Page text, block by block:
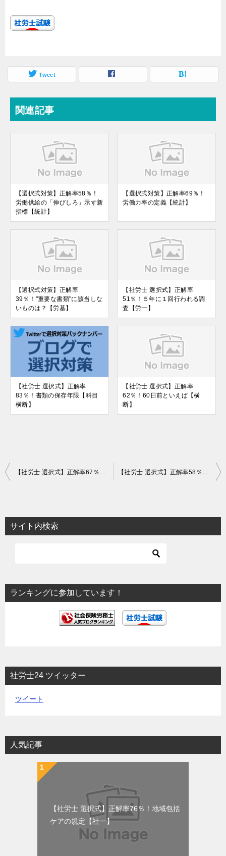
Tweet
関連記事
【選択式対策】正解率58％！
労働供給の「伸びしろ」示す新
指標【統計】
【選択式対策】正解率69％！
労働力率の定義【統計】
【選択式対策】正解率
39％！"重要な書類"に該当しな
いものは？【労基】
【社労士 選択式】正解率
51％！５年に１回行われる調
査【労一】
【社労士 選択式】正解率
83％！書類の保存年限【科目
横断】
【社労士 選択式】正解率
62％！60日前といえば【横
断】
投
ビ
ゲ
ョ
ン
サイト内検索
ランキングに参加しています！
社労士24 ツイッター
ツイート
人気記事
【社労士 選択式】正解率76％！地域包括
ケアの規定【社一】